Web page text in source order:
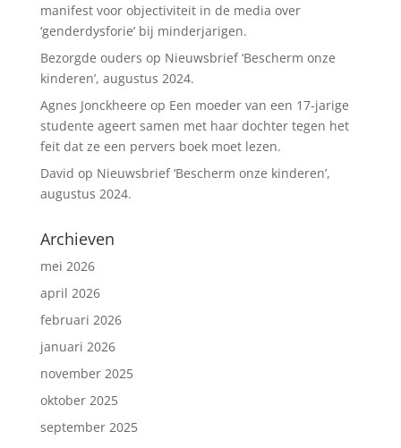
manifest voor objectiviteit in de media over
‘genderdysforie’ bij minderjarigen.
Bezorgde ouders op Nieuwsbrief ‘Bescherm onze
kinderen’, augustus 2024.
Agnes Jonckheere op Een moeder van een 17-jarige
studente ageert samen met haar dochter tegen het
feit dat ze een pervers boek moet lezen.
David op Nieuwsbrief ‘Bescherm onze kinderen’,
augustus 2024.
Archieven
mei 2026
april 2026
februari 2026
januari 2026
november 2025
oktober 2025
september 2025